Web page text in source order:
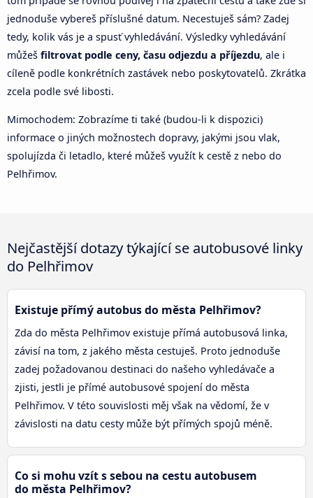
jednoduše vybereš příslušné datum. Necestuješ sám? Zadej
tedy, kolik vás je a spusť vyhledávání. Výsledky vyhledávání
můžeš filtrovat podle ceny, času odjezdu a příjezdu, ale i
cíleně podle konkrétních zastávek nebo poskytovatelů. Zkrátka
zcela podle své libosti.
Mimochodem: Zobrazíme ti také (budou-li k dispozici)
informace o jiných možnostech dopravy, jakými jsou vlak,
spolujízda či letadlo, které můžeš využít k cestě z nebo do
Pelhřimov.
Nejčastější dotazy týkající se autobusové linky
do Pelhřimov
Existuje přímý autobus do města Pelhřimov?
Zda do města Pelhřimov existuje přímá autobusová linka,
závisí na tom, z jakého města cestuješ. Proto jednoduše
zadej požadovanou destinaci do našeho vyhledávače a
zjisti, jestli je přímé autobusové spojení do města
Pelhřimov. V této souvislosti měj však na vědomí, že v
závislosti na datu cesty může být přímých spojů méně.
Co si mohu vzít s sebou na cestu autobusem
do města Pelhřimov?